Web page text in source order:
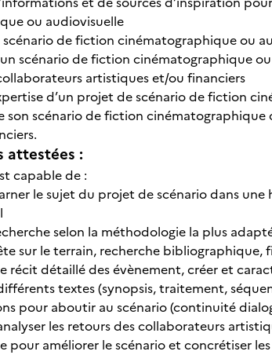
ou audiovisuelle
scénario de fiction cinématographique ou
scénario de fiction cinématographique
artistiques et/ou financiers
d’un projet de scénario de fiction
son scénario de fiction
attestées :
capable de :
le sujet du projet de scénario dans
selon la méthodologie la plus
sur le terrain, recherche bibliographique,
récit détaillé des évènement, créer et
textes (synopsis, traitement,
pour aboutir au scénario (continuité
les retours des collaborateurs
pour améliorer le scénario et concrétiser